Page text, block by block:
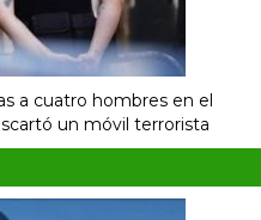
a cuatro hombres en el
un móvil terrorista